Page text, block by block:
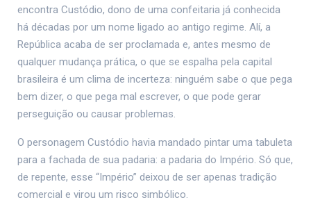
encontra Custódio, dono de uma confeitaria já conhecida
há décadas por um nome ligado ao antigo regime. Alí, a
República acaba de ser proclamada e, antes mesmo de
qualquer mudança prática, o que se espalha pela capital
brasileira é um clima de incerteza: ninguém sabe o que pega
bem dizer, o que pega mal escrever, o que pode gerar
perseguição ou causar problemas.
O personagem Custódio havia mandado pintar uma tabuleta
para a fachada de sua padaria: a padaria do Império. Só que,
de repente, esse “Império” deixou de ser apenas tradição
comercial e virou um risco simbólico.